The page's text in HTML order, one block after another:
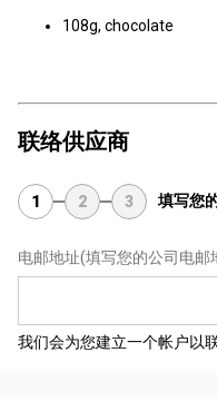
108g, chocolate
联络供应商
1 2 3 填写您
电邮地址(填写您的公司电邮
我们会为您建立一个帐户以